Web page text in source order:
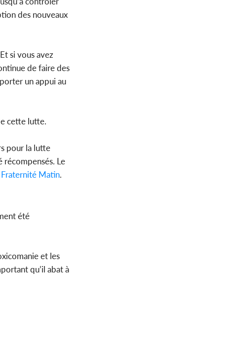
des nouveaux
si vous avez
de faire des
un appui au
cette lutte.
pour la lutte
récompensés. Le
Fraternité Matin.
été
et les
qu’il abat à